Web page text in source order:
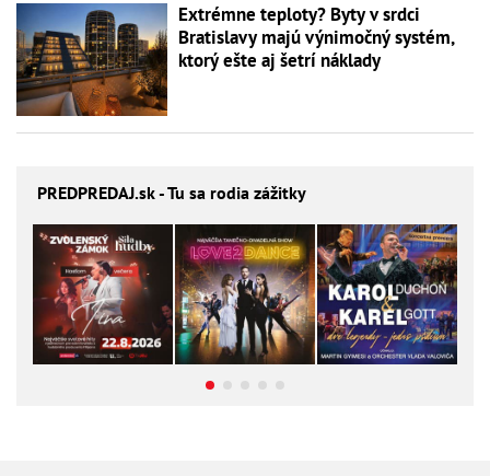
Extrémne teploty? Byty v srdci
Bratislavy majú výnimočný systém,
ktorý ešte aj šetrí náklady
PREDPREDAJ.sk - Tu sa rodia zážitky